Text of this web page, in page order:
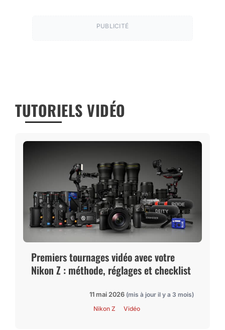
PUBLICITÉ
TUTORIELS VIDÉO
Premiers tournages vidéo avec votre
Nikon Z : méthode, réglages et checklist
11 mai 2026 (mis à jour il y a 3 mois)
Nikon Z
Vidéo